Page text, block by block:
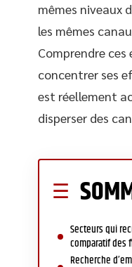
mêmes niveaux
les mêmes
Comprendre
concentrer ses
est réellement
disperser des
Secteurs qui
comparatif des
Recherche